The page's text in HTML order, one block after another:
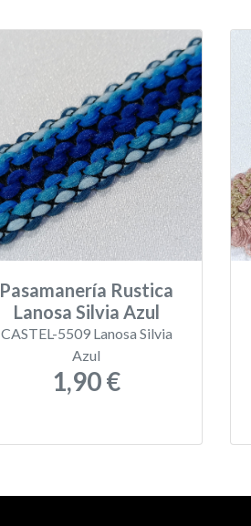
Pasamanería Rustica
Lanosa Silvia Azul
CASTEL-5509 Lanosa Silvia
Azul
1,90 €